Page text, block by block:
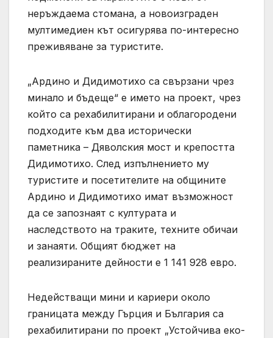
неръждаема стомана, а новоизграден
мултимедиен кът осигурява по-интересно
преживяване за туристите.
„Ардино и Дидимотихо са свързани чрез
минало и бъдеще“ е името на проект, чрез
който са рехабилитирани и облагородени
подходите към два исторически
паметника – Дяволския мост и крепостта
Дидимотихо. След изпълнението му
туристите и посетителите на общините
Ардино и Дидимотихо имат възможност
да се запознаят с културата и
наследството на траките, техните обичаи
и занаяти. Общият бюджет на
реализираните дейности е 1 141 928 евро.
Недействащи мини и кариери около
границата между Гърция и България са
рехабилитирани по проект „Устойчива еко-